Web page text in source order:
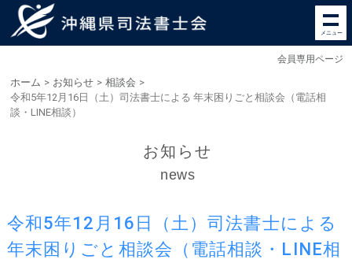
メニュー
会員専用ページ
ホーム > お知らせ > 相談会 >
令和5年12月16日（土）司法書士による 年末困りごと相談会（電話相
談・LINE相談）
お知らせ
news
令和5年12月16日（土）司法書士による
年末困りごと相談会（電話相談・LINE相